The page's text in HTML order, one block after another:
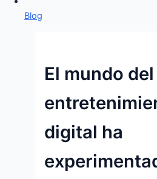
Blog
El mundo del
digital ha